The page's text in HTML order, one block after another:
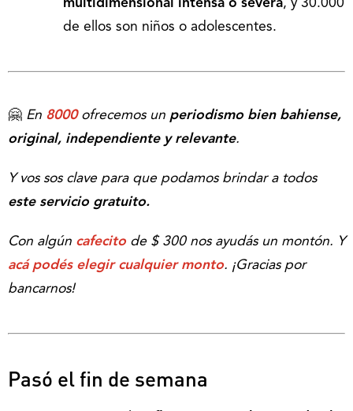
multidimensional intensa o severa, y 30.000
de ellos son niños o adolescentes.
🤗 En 8000ofrecemos un periodismo bien bahiense,
original, independiente y relevante.
Y vos sos clave para que podamos brindar a todos
este servicio gratuito.
Con algún cafecito de $ 300 nos ayudás un montón. Y
acá podés elegir cualquier monto. ¡Gracias por
bancarnos!
Pasó el fin de semana